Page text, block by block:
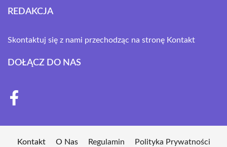
REDAKCJA
Skontaktuj się z nami przechodząc na stronę Kontakt
DOŁĄCZ DO NAS
Kontakt O Nas Regulamin Polityka Prywatności